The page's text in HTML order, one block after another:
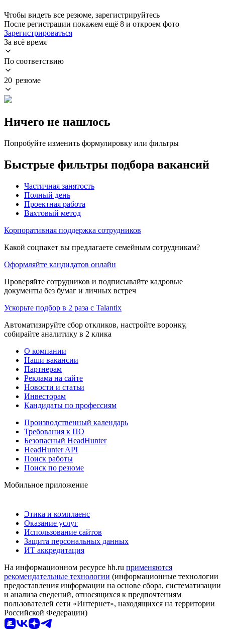
Чтобы видеть все резюме, зарегистрируйтесь
После регистрации покажем ещё 8 и откроем фото
Зарегистрироваться
За всё время
По соответствию
20 резюме
Ничего не нашлось
Попробуйте изменить формулировку или фильтры
Быстрые фильтры подбора вакансий
Частичная занятость
Полный день
Проектная работа
Вахтовый метод
Корпоративная поддержка сотрудников
Какой соцпакет вы предлагаете семейным сотрудникам?
Оформляйте кандидатов онлайн
Проверяйте сотрудников и подписывайте кадровые
документы без бумаг и личных встреч
Ускорьте подбор в 2 раза с Talantix
Автоматизируйте сбор откликов, настройте воронку,
собирайте аналитику в 2 клика
О компании
Наши вакансии
Партнерам
Реклама на сайте
Новости и статьи
Инвесторам
Кандидаты по профессиям
Производственный календарь
Требования к ПО
Безопасный HeadHunter
HeadHunter API
Поиск работы
Поиск по резюме
Мобильное приложение
Этика и комплаенс
Оказание услуг
Использование сайтов
Защита персональных данных
ИТ аккредитация
На информационном ресурсе hh.ru применяются
рекомендательные технологии (информационные технологии
предоставления информации на основе сбора, систематизации
и анализа сведений, относящихся к предпочтениям
пользователей сети «Интернет», находящихся на территории
Российской Федерации)